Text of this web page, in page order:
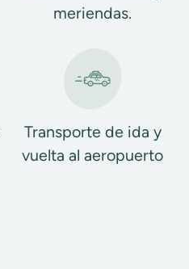
meriendas.
Transporte de ida y
vuelta al aeropuerto